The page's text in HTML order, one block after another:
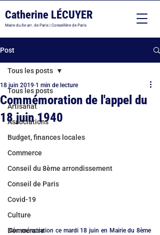
Catherine LÉCUYER
Maire du 8e arr. de Paris | Conseillère de Paris
Post
Tous les posts
Artisanat
Associations
Budget, finances locales
Commerce
Conseil du 8ème arrondissement
Conseil de Paris
Covid-19
Culture
Démocratie
Tous les posts
Commémoration de l'appel du
18 juin 1940
18 juin 2019 1 min de lecture
Commémoration ce mardi 18 juin en Mairie du 8ème